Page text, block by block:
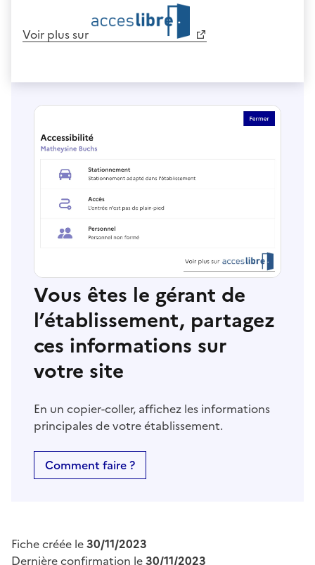
Voir plus sur
Vous êtes le gérant de
l’établissement, partagez
ces informations sur
votre site
En un copier-coller, affichez les informations
principales de votre établissement.
Comment faire ?
Fiche créée le30/11/2023
Dernière confirmation le30/11/2023